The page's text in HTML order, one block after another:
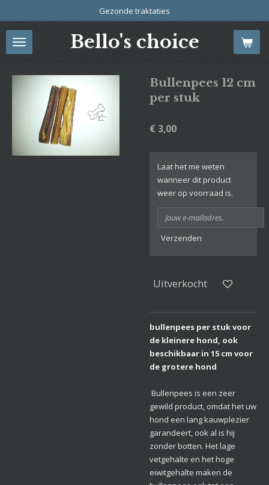
naar
de
Bello's choice
Gezonde traktaties
Bullenpees 12 cm
per stuk
€ 3,00
Laat het me weten
wanneer dit product
weer op voorraad is.
Verzenden
Uitverkocht
bullenpees per stuk voor
de kleinere hond, ook
beschikbaar in 15 cm voor
de grotere hond
Bullenpees is een zeer
gewild product, omdat het uw
hond een lang kauwplezier
garandeert, ook al is hij
zonder botten. Het lage
vetgehalte en het hoge
eiwitgehalte maken de